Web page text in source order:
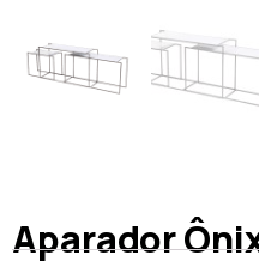
Aparador